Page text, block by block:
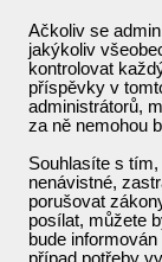
Ačkoliv se
jakýkoliv
kontrolovat
příspěvky v
administrátorů,
za ně nemohou
Souhlasíte s
nenávistné,
porušovat
posílat, můžete
bude